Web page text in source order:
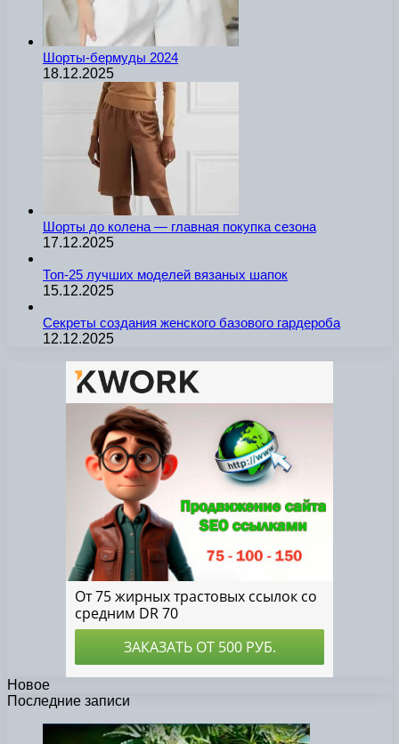
Шорты-бермуды 2024
18.12.2025
Шорты до колена — главная покупка сезона
17.12.2025
Топ-25 лучших моделей вязаных шапок
15.12.2025
Секреты создания женского базового гардероба
12.12.2025
Новое
Последние записи